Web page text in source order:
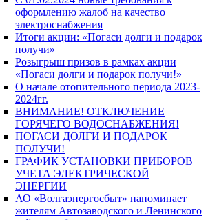
оформлению жалоб на качество
электроснабжения
Итоги акции: «Погаси долги и подарок
получи»
Розыгрыш призов в рамках акции
«Погаси долги и подарок получи!»
О начале отопительного периода 2023-
2024гг.
ВНИМАНИЕ! ОТКЛЮЧЕНИЕ
ГОРЯЧЕГО ВОДОСНАБЖЕНИЯ!
ПОГАСИ ДОЛГИ И ПОДАРОК
ПОЛУЧИ!
ГРАФИК УСТАНОВКИ ПРИБОРОВ
УЧЕТА ЭЛЕКТРИЧЕСКОЙ
ЭНЕРГИИ
АО «Волгаэнергосбыт» напоминает
жителям Автозаводского и Ленинского